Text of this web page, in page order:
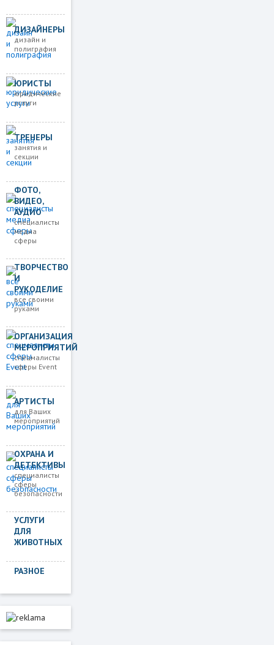
ДИЗАЙНЕРЫ
дизайн и
полиграфия
ЮРИСТЫ
юридические
услуги
ТРЕНЕРЫ
занятия и
секции
ФОТО,
ВИДЕО,
АУДИО
специалисты
медиа
сферы
ТВОРЧЕСТВО
И
РУКОДЕЛИЕ
все своими
руками
ОРГАНИЗАЦИЯ
МЕРОПРИЯТИЙ
спецмалисты
сферы Event
АРТИСТЫ
для Ваших
мероприятий
ОХРАНА И
ДЕТЕКТИВЫ
специалисты
сферы
безопасности
УСЛУГИ
ДЛЯ
ЖИВОТНЫХ
РАЗНОЕ